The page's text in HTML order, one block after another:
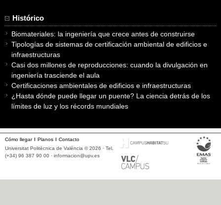
Histórico
Biomateriales: la ingeniería que crece antes de construirse
Tipologías de sistemas de certificación ambiental de edificios e
infraestructuras
Casi dos millones de reproducciones: cuando la divulgación en
ingeniería trasciende el aula
Certificaciones ambientales de edificios e infraestructuras
¿Hasta dónde puede llegar un puente? La ciencia detrás de los
límites de luz y los récords mundiales
Cómo llegar Planos
Contacto
Universitat Politècnica de València © 2026 · Tel.
(+34) 96 387 90 00 · informacion@upv.es